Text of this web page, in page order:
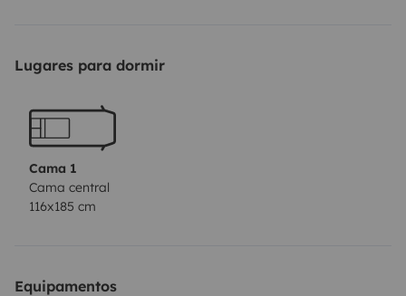
Lugares para dormir
Cama 1
Cama central
116x185 cm
Equipamentos